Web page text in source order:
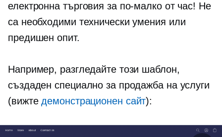
електронна търговия за по-малко от час! Не
са необходими технически умения или
предишен опит.
Например, разгледайте този шаблон,
създаден специално за продажба на услуги
(вижтедемонстрационен сайт):